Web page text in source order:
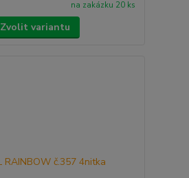
na zakázku 20 ks
Zvolit variantu